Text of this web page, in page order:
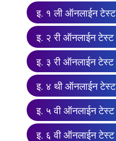
इ. १ ली ऑनलाईन टेस्ट
इ. २ री ऑनलाईन टेस्ट
इ. ३ री ऑनलाईन टेस्ट
इ. ४ थी ऑनलाईन टेस्ट
इ. ५ वी ऑनलाईन टेस्ट
इ. ६ वी ऑनलाईन टेस्ट